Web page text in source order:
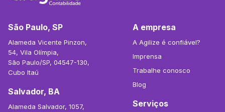
São Paulo, SP
Alameda Vicente Pinzon,
54, Vila Olímpia,
São Paulo/SP, 04547-130,
Cubo Itaú
Salvador, BA
Alameda Salvador, 1057,
A empresa
A Agilize é confiável?
Imprensa
Trabalhe conosco
Blog
Serviços